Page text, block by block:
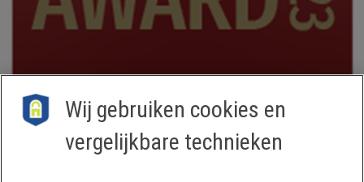
Wij gebruiken cookies en
vergelijkbare technieken